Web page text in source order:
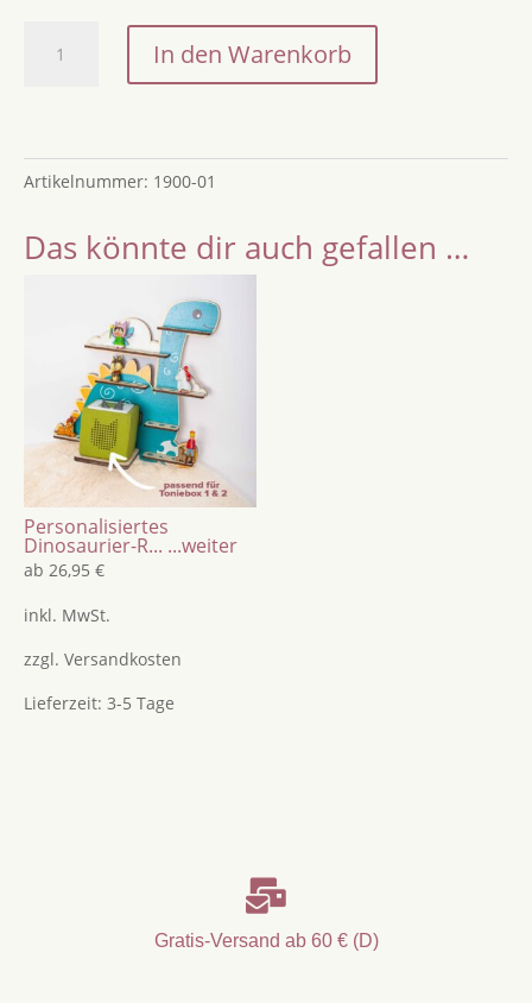
selbstklebend
Abendroutine
/
Wall
magnetischen
Routinekarten
Menge
In den Warenkorb
Artikelnummer: 1900-01
Das könnte dir auch gefallen …
Personalisiertes
Dinosaurier-R... ...weiter
ab 26,95 €
inkl. MwSt.
zzgl. Versandkosten
Lieferzeit: 3-5 Tage

Gratis-Versand ab 60 € (D)